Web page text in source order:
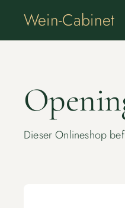
Wein-Cabinet
Dieser Onlineshop